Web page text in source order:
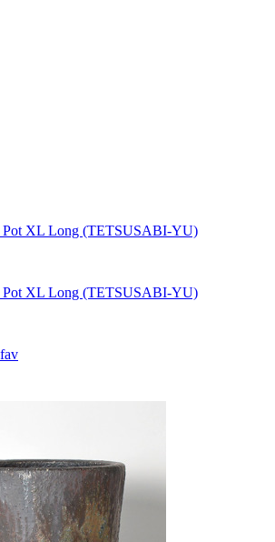
Pot XL Long (TETSUSABI-YU)
Pot XL Long (TETSUSABI-YU)